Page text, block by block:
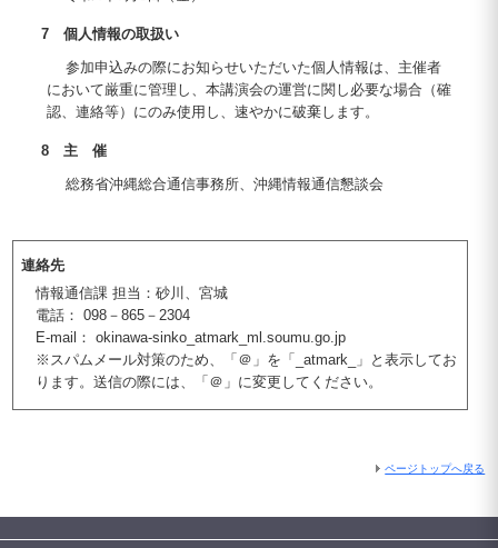
7 個人情報の取扱い
参加申込みの際にお知らせいただいた個人情報は、主催者
において厳重に管理し、本講演会の運営に関し必要な場合（確
認、連絡等）にのみ使用し、速やかに破棄します。
8 主 催
総務省沖縄総合通信事務所、沖縄情報通信懇談会
連絡先
情報通信課 担当：砂川、宮城
電話： 098－865－2304
E-mail： okinawa-sinko_atmark_ml.soumu.go.jp
※スパムメール対策のため、「＠」を「_atmark_」と表示してお
ります。送信の際には、「＠」に変更してください。
ページトップへ戻る